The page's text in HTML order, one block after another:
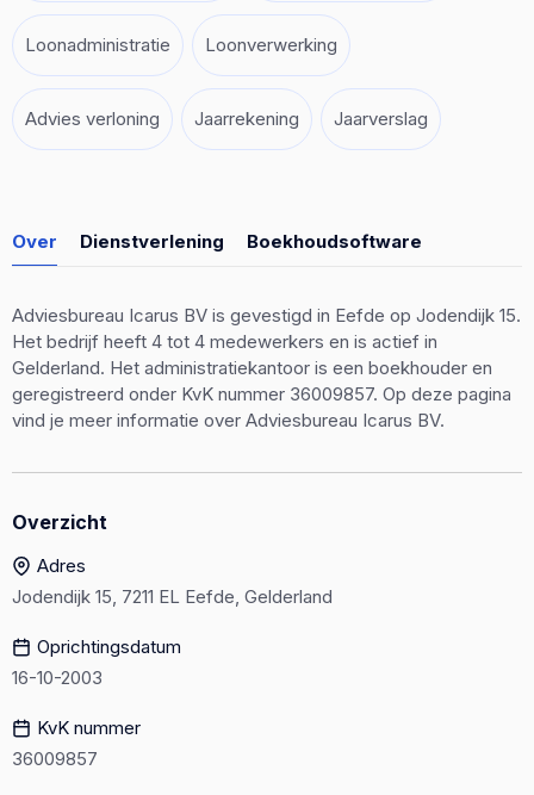
Loonadministratie Loonverwerking
Advies verloning Jaarrekening Jaarverslag
Over Dienstverlening Boekhoudsoftware
Adviesbureau Icarus BV is gevestigd in Eefde op Jodendijk 15.
Het bedrijf heeft 4 tot 4 medewerkers en is actief in
Gelderland. Het administratiekantoor is een boekhouder en
geregistreerd onder KvK nummer 36009857. Op deze pagina
vind je meer informatie over Adviesbureau Icarus BV.
Overzicht
Adres
Jodendijk 15, 7211 EL Eefde, Gelderland
Oprichtingsdatum
16-10-2003
KvK nummer
36009857